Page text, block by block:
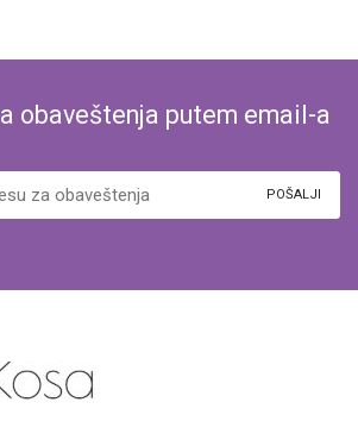
obaveštenja putem email-a